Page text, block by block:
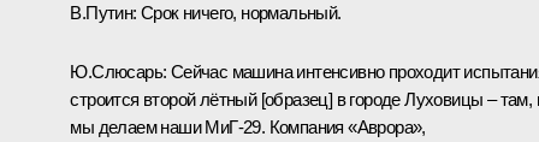
В.Путин: Срок ничего, нормальный.
Ю.Слюсарь: Сейчас машина интенсивно проходит
строится второй лётный [образец] в городе Луховицы – там,
мы делаем наши МиГ-29. Компания «Аврора»,